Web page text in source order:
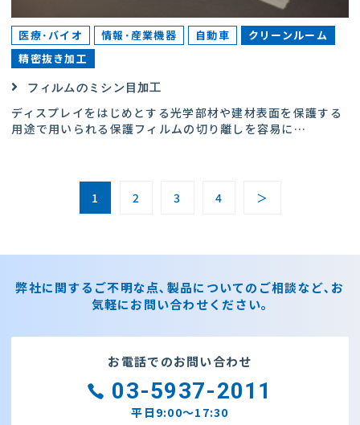
医療･バイオ 情報･産業機器 自動車
クリーンルーム
精密抜き加工
フィルムのミシン目加工
ディスプレイをはじめとする光学部材や建材表面を保護する
用途で用いられる保護フィルムの切り離しを容易に …
1 2 3 4 ＞
弊社に関するご不明な点､製品についてのご相談など､お
気軽にお問い合わせください｡
お電話でのお問い合わせ
03-5937-2011
平日9:00～17:30